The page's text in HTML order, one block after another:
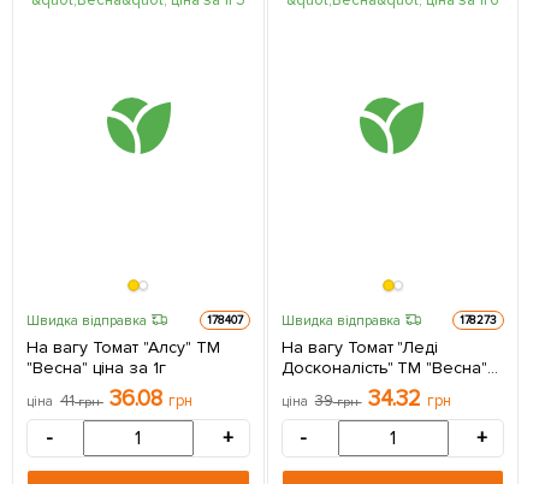
Швидка відправка 178407
На вагу Томат "Алсу" ТМ
"Весна" ціна за 1г
ціна 41грн 36.08 грн
- +
Швидка відправка 178273
На вагу Томат "Леді
Досконалість" ТМ "Весна"
ціна 39грн 34.32 грн
- +